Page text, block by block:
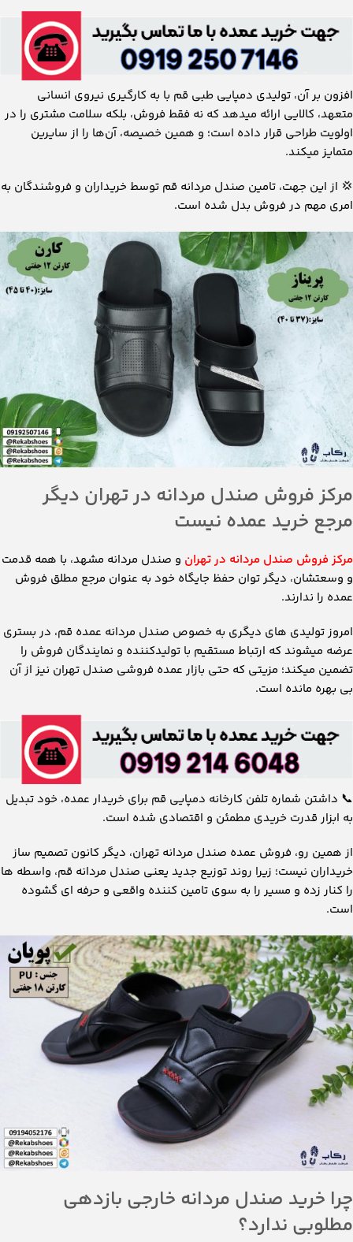
افزون بر آن، تولیدی دمپایی طبی قم با به‌ کارگیری نیروی انسانی
متعهد، کالایی ارائه میدهد که نه فقط فروش، بلکه سلامت مشتری را در
اولویت طراحی قرار داده است؛ و همین خصیصه، آن‌ها را از سایرین
متمایز میکند.
💢 از این جهت، تامین صندل مردانه قم توسط خریداران و فروشندگان به
امری مهم در فروش بدل شده است.
مرکز فروش صندل مردانه در تهران دیگر
مرجع خرید عمده نیست
مرکز فروش صندل مردانه در تهران و صندل مردانه مشهد، با همه قدمت
و وسعتشان، دیگر توان حفظ جایگاه خود به ‌عنوان مرجع مطلق فروش
عمده را ندارند.
امروز تولیدی های دیگری به‌ خصوص صندل مردانه عمده قم، در بستری
عرضه میشوند که ارتباط مستقیم با تولیدکننده و نمایندگان فروش را
تضمین میکند؛ مزیتی که حتی بازار عمده فروشی صندل تهران نیز از آن
بی ‌بهره مانده است.
📞 داشتن شماره تلفن کارخانه دمپایی قم برای خریدار عمده، خود تبدیل
به ابزار قدرت خریدی مطمئن و اقتصادی شده است.
از همین رو، فروش عمده صندل مردانه تهران، دیگر کانون تصمیم ‌ساز
خریداران نیست؛ زیرا روند توزیع جدید یعنی صندل مردانه قم، واسطه‌ ها
را کنار زده و مسیر را به ‌سوی تامین کننده واقعی و حرفه ای گشوده
است.
چرا خرید صندل مردانه خارجی بازدهی
مطلوبی ندارد؟